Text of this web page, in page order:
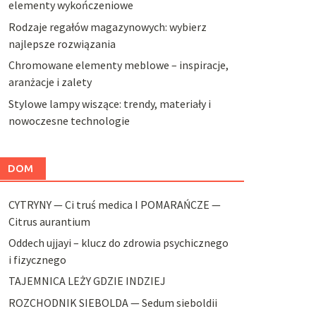
elementy wykończeniowe
Rodzaje regałów magazynowych: wybierz
najlepsze rozwiązania
Chromowane elementy meblowe – inspiracje,
aranżacje i zalety
Stylowe lampy wiszące: trendy, materiały i
nowoczesne technologie
DOM
CYTRYNY — Ci truś medica I POMARAŃCZE —
Citrus aurantium
Oddech ujjayi – klucz do zdrowia psychicznego
i fizycznego
TAJEMNICA LEŻY GDZIE INDZIEJ
ROZCHODNIK SIEBOLDA — Sedum sieboldii